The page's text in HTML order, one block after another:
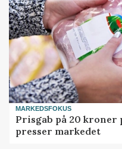
MARKEDSFOKUS
Prisgab på 20 kroner
presser markedet